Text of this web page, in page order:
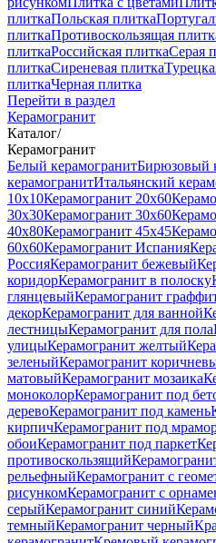
плиткаПольская плитка
плиткаПротивоскользящая
плиткаРоссийская плиткаСерая
плиткаСиреневая плитка
плиткаЧерная плитка
Перейти в раздел
Керамогранит
Каталог/
Керамогранит
Белый керамогранитБирюзовый
керамогранитИтальянский
10x10Керамогранит 20x60
30x30Керамогранит 30x60
40x80Керамогранит 45x45
60x60Керамогранит Испания
РоссияКерамогранит бежевый
коридорКерамогранит в полоску
глянцевыйКерамогранит
декорКерамогранит для ванной
лестницыКерамогранит для пола
улицыКерамогранит желтый
зеленыйКерамогранит
матовыйКерамогранит мозаика
моноколорКерамогранит под
деревоКерамогранит под камень
кирпичКерамогранит под
обоиКерамогранит под паркет
противоскользящий
рельефныйКерамогранит с
рисункомКерамогранит с
серыйКерамогранит синий
темныйКерамогранит черный